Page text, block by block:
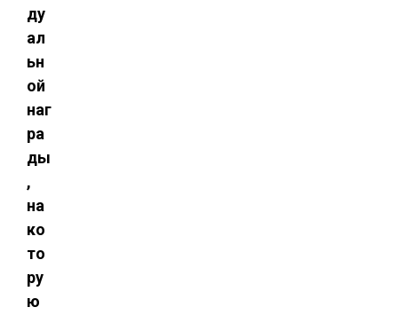
ду
ал
ьн
ой
наг
ра
ды
,
на
ко
то
ру
ю